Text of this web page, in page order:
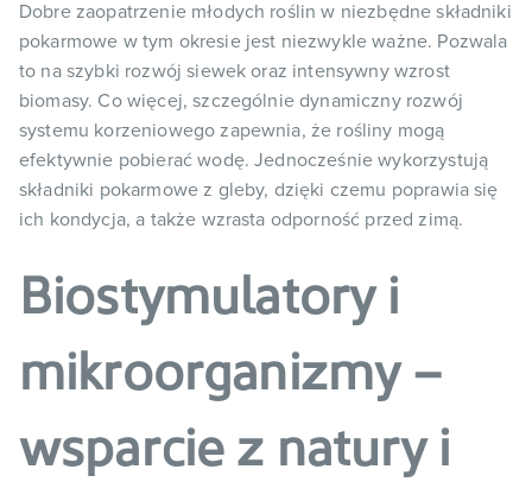
Dobre zaopatrzenie młodych roślin w niezbędne składniki
pokarmowe w tym okresie jest niezwykle ważne. Pozwala
to na szybki rozwój siewek oraz intensywny wzrost
biomasy. Co więcej, szczególnie dynamiczny rozwój
systemu korzeniowego zapewnia, że rośliny mogą
efektywnie pobierać wodę. Jednocześnie wykorzystują
składniki pokarmowe z gleby, dzięki czemu poprawia się
ich kondycja, a także wzrasta odporność przed zimą.
Biostymulatory i
mikroorganizmy –
wsparcie z natury i